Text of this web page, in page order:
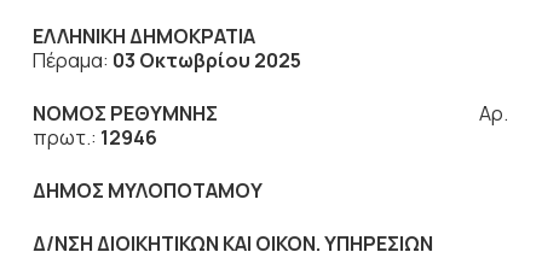
ΕΛΛΗΝΙΚΗ ΔΗΜΟΚΡΑΤΙΑ
Πέραμα: 03 Οκτωβρίου 2025
ΝΟΜΟΣ ΡΕΘΥΜΝΗΣ Αρ.
πρωτ.: 12946
ΔΗΜΟΣ ΜΥΛΟΠΟΤΑΜΟΥ
Δ/ΝΣΗ ΔΙΟΙΚΗΤΙΚΩΝ ΚΑΙ ΟΙΚΟΝ. ΥΠΗΡΕΣΙΩΝ